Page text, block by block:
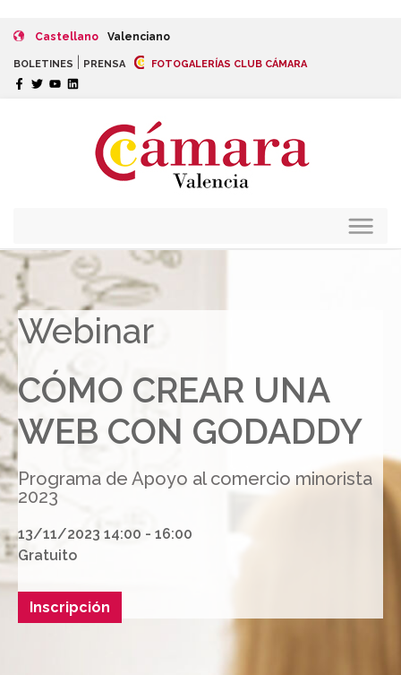
Castellano Valenciano
BOLETINES PRENSA FOTOGALERÍAS CLUB CÁMARA
Webinar
CÓMO CREAR UNA
WEB CON GODADDY
Programa de Apoyo al comercio minorista
2023
13/11/2023 14:00 - 16:00
Gratuito
Inscripción